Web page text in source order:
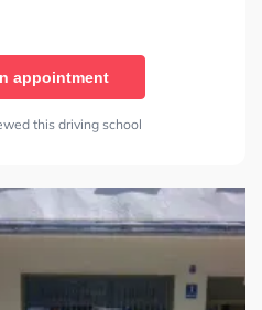
appointment
this driving school